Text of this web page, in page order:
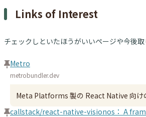
Links of Interest
チェックしといたほうがいいページや今後
Metro
metrobundler.dev
Meta Platforms 製の React Native 向け
callstack/react-native-visionos： A